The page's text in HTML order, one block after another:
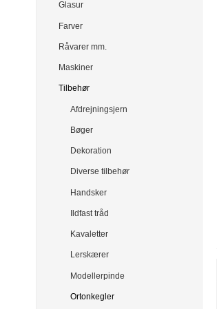
Glasur
Farver
Råvarer mm.
Maskiner
Tilbehør
Afdrejningsjern
Bøger
Dekoration
Diverse tilbehør
Handsker
Ildfast tråd
Kavaletter
Lerskærer
Modellerpinde
Ortonkegler